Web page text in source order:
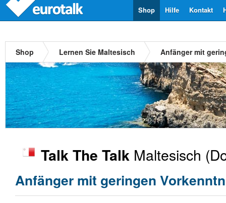
Kontakt
Hilfe
Shop
Shop Lernen Sie Maltesisch Anfänger mit
Talk The Talk Maltesisch
Anfänger mit geringen